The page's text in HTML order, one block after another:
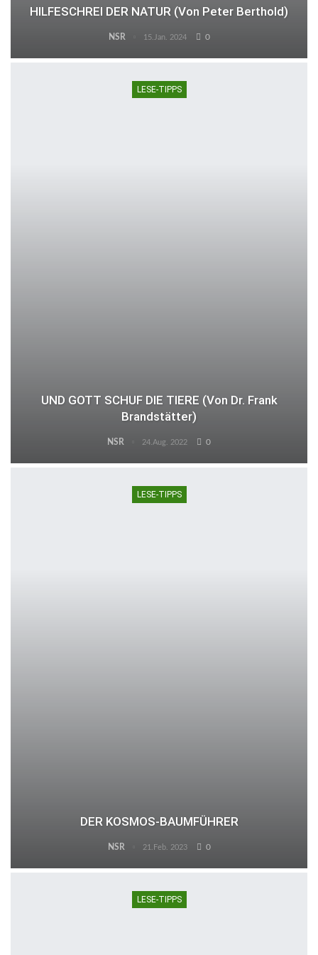
HILFESCHREI DER NATUR (von Peter Berthold)
NSR 15.Jan. 2024 0
LESE-TIPPS
UND GOTT SCHUF DIE TIERE (von Dr. Frank
Brandstätter)
NSR 24.Aug. 2022 0
LESE-TIPPS
DER KOSMOS-BAUMFÜHRER
NSR 21.Feb. 2023 0
LESE-TIPPS